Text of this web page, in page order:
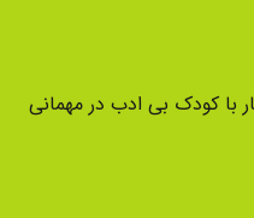
با کودک بی ادب در مهمانی